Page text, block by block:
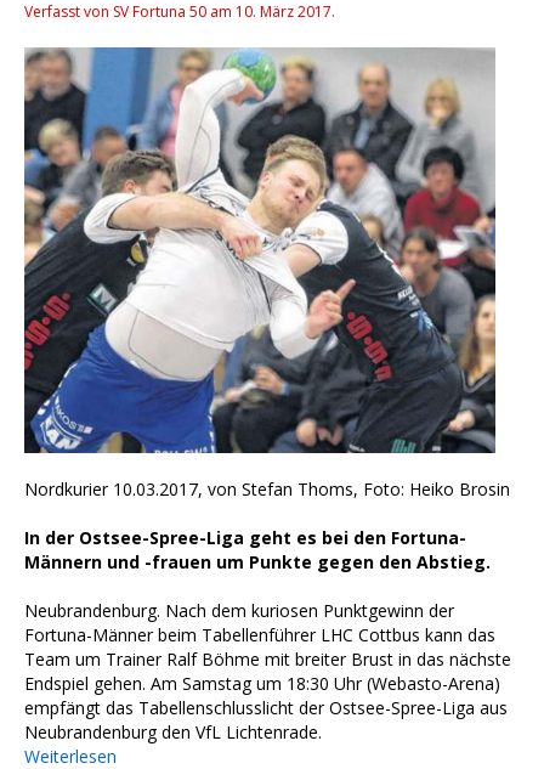
Verfasst von SV Fortuna 50 am 10. März 2017.
Nordkurier 10.03.2017, von Stefan Thoms, Foto: Heiko Brosin
In der Ostsee-Spree-Liga geht es bei den Fortuna-
Männern und -frauen um Punkte gegen den Abstieg.
Neubrandenburg. Nach dem kuriosen Punktgewinn der
Fortuna-Männer beim Tabellenführer LHC Cottbus kann das
Team um Trainer Ralf Böhme mit breiter Brust in das nächste
Endspiel gehen. Am Samstag um 18:30 Uhr (Webasto-Arena)
empfängt das Tabellenschlusslicht der Ostsee-Spree-Liga aus
Neubrandenburg den VfL Lichtenrade.
Weiterlesen